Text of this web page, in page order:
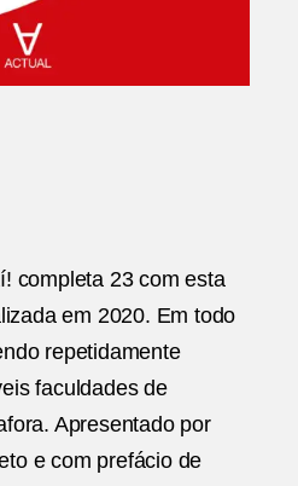
completa 23 com esta
em 2020. Em todo
repetidamente
faculdades de
Apresentado por
e com prefácio de